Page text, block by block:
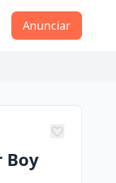
Anunciar
Boy